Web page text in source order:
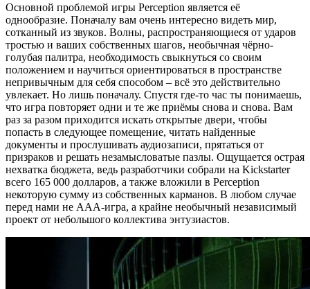
Основной проблемой игры Perception является её
однообразие. Поначалу вам очень интересно видеть мир,
сотканный из звуков. Волны, распространяющиеся от ударов
тростью и ваших собственных шагов, необычная чёрно-
голубая палитра, необходимость свыкнуться со своим
положением и научиться ориентироваться в пространстве
непривычным для себя способом – всё это действительно
увлекает. Но лишь поначалу. Спустя где-то час ты понимаешь,
что игра повторяет одни и те же приёмы снова и снова. Вам
раз за разом приходится искать открытые двери, чтобы
попасть в следующее помещение, читать найденные
документы и прослушивать аудиозаписи, прятаться от
призраков и решать незамысловатые пазлы. Ощущается острая
нехватка бюджета, ведь разработчики собрали на Kickstarter
всего 165 000 долларов, а также вложили в Perception
некоторую сумму из собственных карманов. В любом случае
перед нами не ААА-игра, а крайне необычный независимый
проект от небольшого коллектива энтузиастов.